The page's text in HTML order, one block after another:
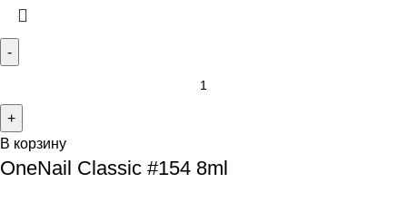
В корзину
OneNail Classic #154 8ml